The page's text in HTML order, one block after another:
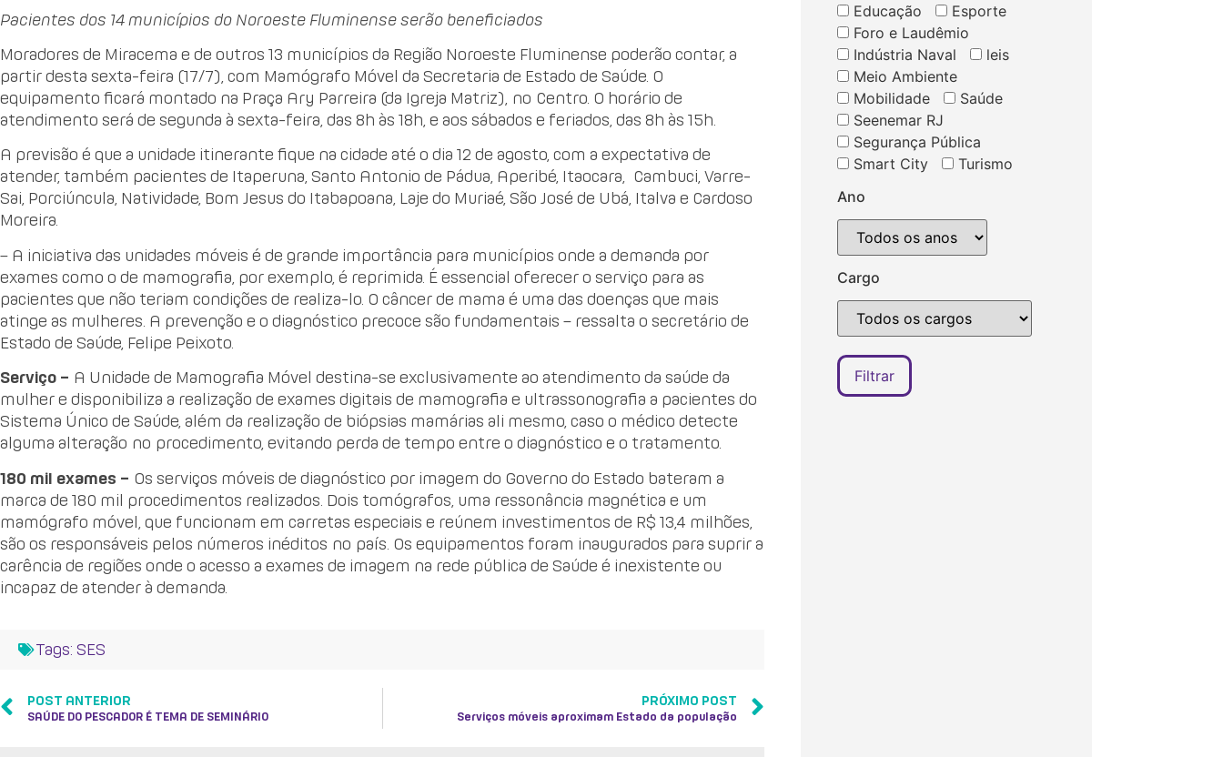
Pacientes dos 14 municípios do Noroeste Fluminense serão beneficiados
Moradores de Miracema e de outros 13 municípios da Região Noroeste Fluminense poderão contar, a
partir desta sexta-feira (17/7), com Mamógrafo Móvel da Secretaria de Estado de Saúde. O
equipamento ficará montado na Praça Ary Parreira (da Igreja Matriz), no Centro. O horário de
atendimento será de segunda à sexta-feira, das 8h às 18h, e aos sábados e feriados, das 8h às 15h.
A previsão é que a unidade itinerante fique na cidade até o dia 12 de agosto, com a expectativa de
atender, também pacientes de Itaperuna, Santo Antonio de Pádua, Aperibé, Itaocara, Cambuci, Varre-
Sai, Porciúncula, Natividade, Bom Jesus do Itabapoana, Laje do Muriaé, São José de Ubá, Italva e Cardoso
Moreira.
– A iniciativa das unidades móveis é de grande importância para municípios onde a demanda por
exames como o de mamografia, por exemplo, é reprimida. É essencial oferecer o serviço para as
pacientes que não teriam condições de realiza-lo. O câncer de mama é uma das doenças que mais
atinge as mulheres. A prevenção e o diagnóstico precoce são fundamentais – ressalta o secretário de
Estado de Saúde, Felipe Peixoto.
Serviço – A Unidade de Mamografia Móvel destina-se exclusivamente ao atendimento da saúde da
mulher e disponibiliza a realização de exames digitais de mamografia e ultrassonografia a pacientes do
Sistema Único de Saúde, além da realização de biópsias mamárias ali mesmo, caso o médico detecte
alguma alteração no procedimento, evitando perda de tempo entre o diagnóstico e o tratamento.
180 mil exames – Os serviços móveis de diagnóstico por imagem do Governo do Estado bateram a
marca de 180 mil procedimentos realizados. Dois tomógrafos, uma ressonância magnética e um
mamógrafo móvel, que funcionam em carretas especiais e reúnem investimentos de R$ 13,4 milhões,
são os responsáveis pelos números inéditos no país. Os equipamentos foram inaugurados para suprir a
carência de regiões onde o acesso a exames de imagem na rede pública de Saúde é inexistente ou
incapaz de atender à demanda.
Tags: SES
POST ANTERIOR
SAÚDE DO PESCADOR É TEMA DE SEMINÁRIO
PRÓXIMO POST
Serviços móveis aproximam Estado da população
Educação
Esporte
Foro e Laudêmio
Indústria Naval
leis
Meio Ambiente
Mobilidade
Saúde
Seenemar RJ
Segurança Pública
Smart City
Turismo
Ano
Cargo